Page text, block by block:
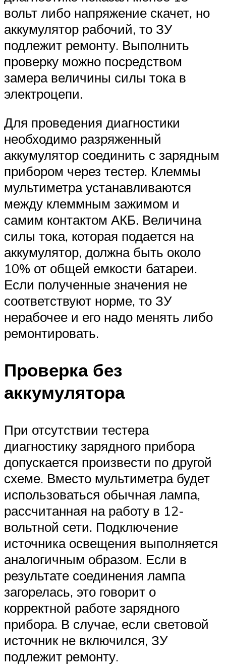
вольт либо напряжение скачет, но
аккумулятор рабочий, то ЗУ
подлежит ремонту. Выполнить
проверку можно посредством
замера величины силы тока в
электроцепи.
Для проведения диагностики
необходимо разряженный
аккумулятор соединить с зарядным
прибором через тестер. Клеммы
мультиметра устанавливаются
между клеммным зажимом и
самим контактом АКБ. Величина
силы тока, которая подается на
аккумулятор, должна быть около
10% от общей емкости батареи.
Если полученные значения не
соответствуют норме, то ЗУ
нерабочее и его надо менять либо
ремонтировать.
Проверка без
аккумулятора
При отсутствии тестера
диагностику зарядного прибора
допускается произвести по другой
схеме. Вместо мультиметра будет
использоваться обычная лампа,
рассчитанная на работу в 12-
вольтной сети. Подключение
источника освещения выполняется
аналогичным образом. Если в
результате соединения лампа
загорелась, это говорит о
корректной работе зарядного
прибора. В случае, если световой
источник не включился, ЗУ
подлежит ремонту.